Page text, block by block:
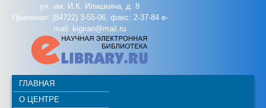
ул. им. И.К. Илишкина, д. 8
Приемная: (84722) 3-55-06, факс: 2-37-84 e-
mail: kigiran@mail.ru
ГЛАВНАЯ
О ЦЕНТРЕ